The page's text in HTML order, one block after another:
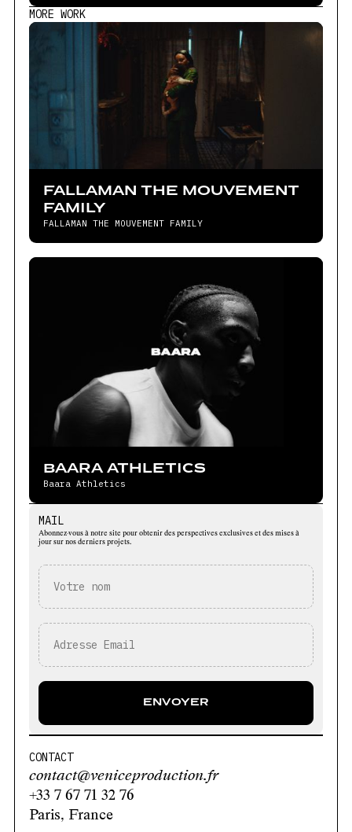
MORE WORK
FALLAMAN THE MOUVEMENT
FAMILY
FALLAMAN THE MOUVEMENT FAMILY
BAARA ATHLETICS
Baara Athletics
MAIL
Abonnez-vous à notre site pour obtenir des perspectives exclusives et des mises à
jour sur nos derniers projets.
CONTACT
contact@veniceproduction.fr
+33 7 67 71 32 76
Paris, France